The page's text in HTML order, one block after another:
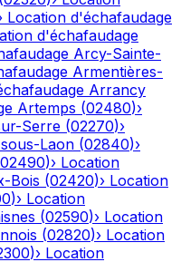
Location d'échafaudage
d'échafaudage
Arcy-Sainte-
Armentières-
Arrancy
Artemps (02480)›
Serre (02270)›
Laon (02840)›
02490)› Location
Bois (02420)› Location
)› Location
(02590)› Location
(02820)› Location
)› Location